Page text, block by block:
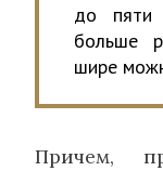
до пяти
больше
шире
Причем,